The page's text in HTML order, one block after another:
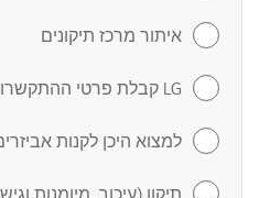
איתור מרכז תיקונים
LG קבלת פרטי ההתקשרות של
למצוא היכן לקנות
תיקון (עיכוב, מיומנות